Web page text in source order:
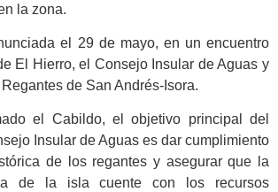
la zona.
el 29 de mayo, en un encuentro
El Hierro, el Consejo Insular de Aguas y
de San Andrés-Isora.
el Cabildo, el objetivo principal del
Insular de Aguas es dar cumplimiento
de los regantes y asegurar que la
de la isla cuente con los recursos